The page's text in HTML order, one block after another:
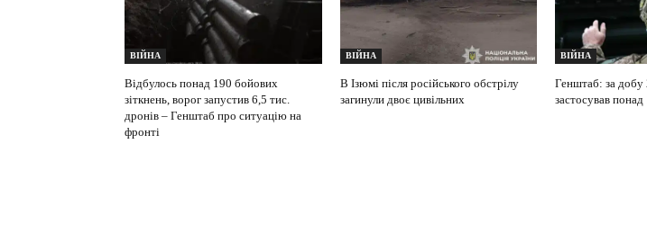
ВІЙНА
Відбулось понад 190 бойових
зіткнень, ворог запустив 6,5 тис.
дронів – Генштаб про ситуацію на
фронті
ВІЙНА
В Ізюмі після російського обстрілу
загинули двоє цивільних
ВІЙНА
Генштаб: за добу
застосував